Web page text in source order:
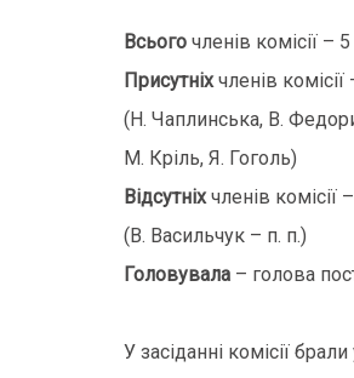
Всього членів комісії – 5
Присутніхчленів
(Н. Чаплинська, В.
М. Кріль, Я. Гоголь)
Відсутніхчленів комісії
(В. Васильчук – п. п.)
Головувала – голова
У засіданні комісії брали